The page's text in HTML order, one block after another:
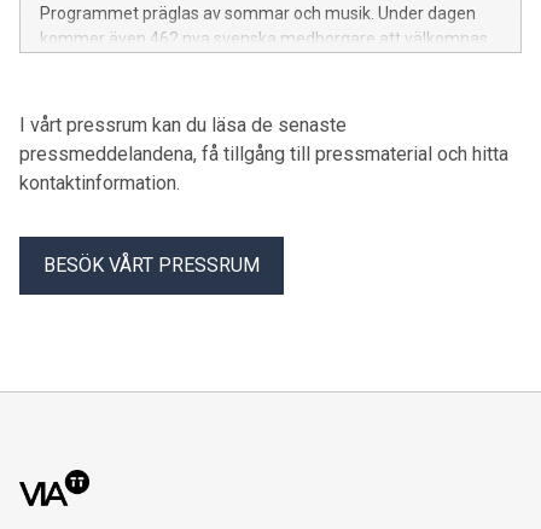
Programmet präglas av sommar och musik. Under dagen
kommer även 462 nya svenska medborgare att välkomnas.
I vårt pressrum kan du läsa de senaste
pressmeddelandena, få tillgång till pressmaterial och hitta
kontaktinformation.
BESÖK VÅRT PRESSRUM